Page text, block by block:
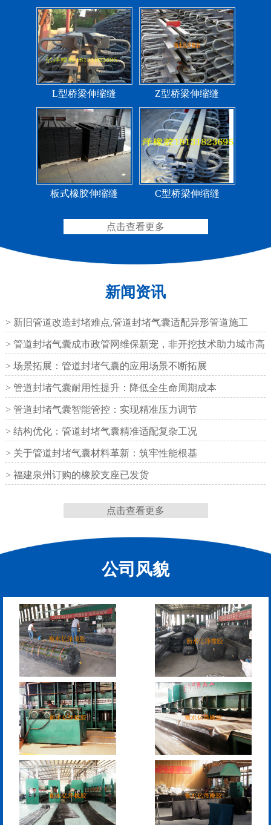
缩缝
L型桥梁伸缩缝 Z型桥梁伸缩缝
板式橡胶伸缩缝 C型桥梁伸缩缝
200*25米圆形桥梁气囊 390*14米的圆形充气芯
空心板内模 桥梁空心板气囊
堵）
污水管道封堵气囊 管道堵水气囊
管道封堵气囊的注意事
项
管道封堵气囊
点击查看更多
新闻资讯
> 新旧管道改造封堵难点,管道封堵气囊适配异形管道施工
> 管道封堵气囊成市政管网维保新宠，非开挖技术助力城市高
效运
> 场景拓展：管道封堵气囊的应用场景不断拓展
> 管道封堵气囊耐用性提升：降低全生命周期成本
> 管道封堵气囊智能管控：实现精准压力调节
> 结构优化：管道封堵气囊精准适配复杂工况
> 关于管道封堵气囊材料革新：筑牢性能根基
> 福建泉州订购的橡胶支座已发货
点击查看更多
公司风貌